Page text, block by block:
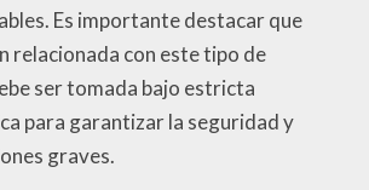
Es importante destacar que
relacionada con este tipo de
ser tomada bajo estricta
para garantizar la seguridad y
graves.